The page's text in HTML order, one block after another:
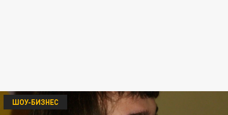
ШОУ-БИЗНЕС